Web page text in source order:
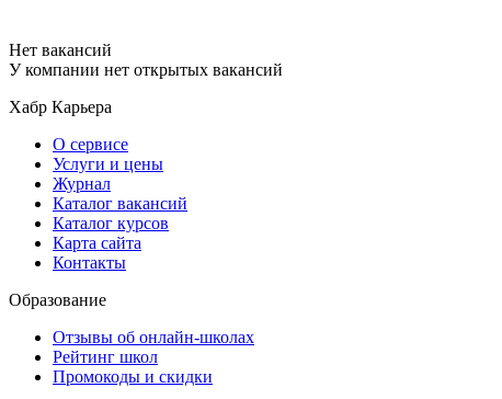
Нет вакансий
У компании нет открытых вакансий
Хабр Карьера
О сервисе
Услуги и цены
Журнал
Каталог вакансий
Каталог курсов
Карта сайта
Контакты
Образование
Отзывы об онлайн-школах
Рейтинг школ
Промокоды и скидки